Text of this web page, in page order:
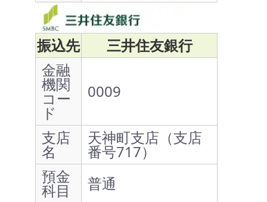
振込先
三井住友銀行
金融
機関
コー
ド
0009
支店
名
天神町支店（支店
番号717）
預金
科目
普通